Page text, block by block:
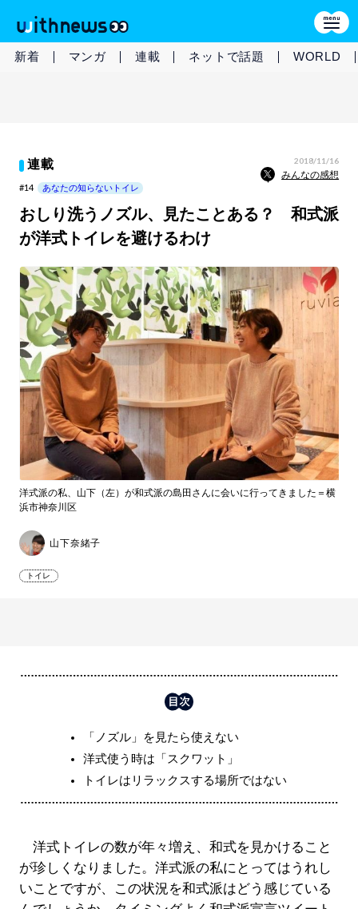
新着 マンガ 連載 ネットで話題 WORLD
連載 2018/11/16
みんなの感想
#14 あなたの知らないトイレ
おしり洗うノズル、見たことある？ 和式派
が洋式トイレを避けるわけ
洋式派の私、山下（左）が和式派の島田さんに会いに行ってきました＝横
浜市神奈川区
山下奈緒子
トイレ
「ノズル」を見たら使えない
洋式使う時は「スクワット」
トイレはリラックスする場所ではない
洋式トイレの数が年々増え、和式を見かけること
が珍しくなりました。洋式派の私にとってはうれし
いことですが、この状況を和式派はどう感じている